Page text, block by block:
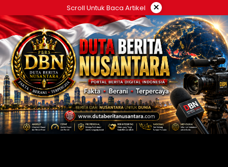
ke
konten
Scroll Untuk Baca Artikel ×